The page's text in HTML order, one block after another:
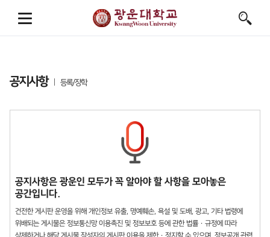
공지사항 등록/장학
공지사항은 광운인 모두가 꼭 알아야 할 사항을 모아놓은
공간입니다.
건전한 게시판 운영을 위해 개인정보 유출, 명예훼손, 욕설 및 도배, 광고, 기타 법령에
위배되는 게시물은 정보통신망 이용촉진 및 정보보호 등에 관한 법률 · 규정에 따라